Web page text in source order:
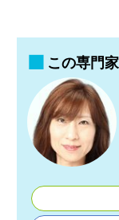
この専門